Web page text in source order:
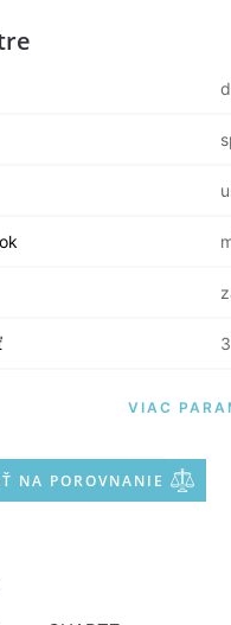
VIAC
NA POROVNANIE